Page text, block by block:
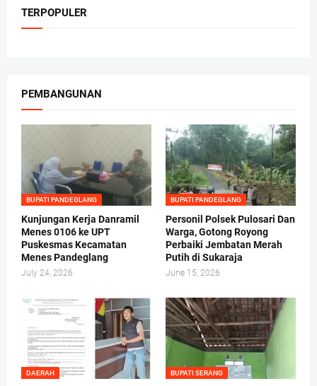
TERPOPULER
PEMBANGUNAN
BUPATI PANDEGLANG
Kunjungan Kerja Danramil
Menes 0106 ke UPT
Puskesmas Kecamatan
Menes Pandeglang
July 24, 2026
BUPATI PANDEGLANG
Personil Polsek Pulosari Dan
Warga, Gotong Royong
Perbaiki Jembatan Merah
Putih di Sukaraja
June 15, 2026
DAERAH BUPATI SERANG